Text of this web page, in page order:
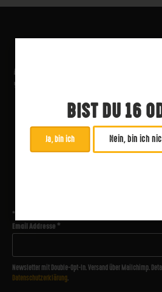
*
Email Addresse*
Newsletter mit Double-Opt-In. Versand über Mailchimp.
Datenschutzerklärung.
BIST DU 16
Ja, bin ich Nein, bin ich